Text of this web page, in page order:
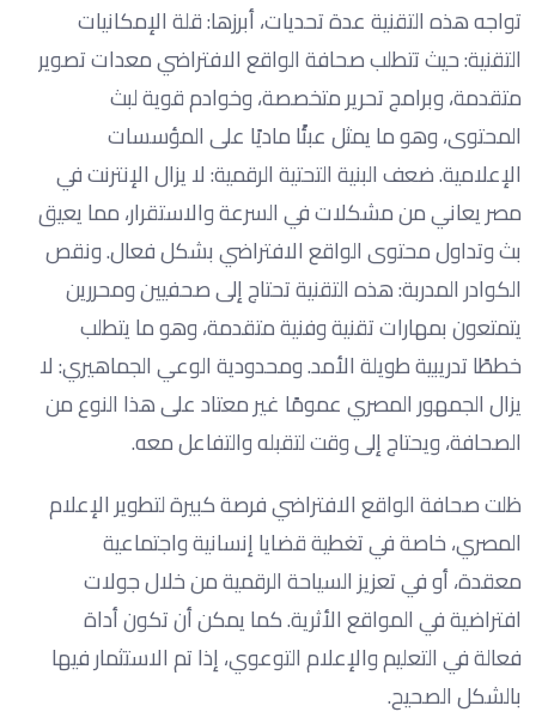
تواجه هذه التقنية عدة تحديات، أبرزها: قلة الإمكانيات
التقنية: حيث تتطلب صحافة الواقع الافتراضي معدات تصوير
متقدمة، وبرامج تحرير متخصصة، وخوادم قوية لبث
المحتوى، وهو ما يمثل عبئًا ماديًا على المؤسسات
الإعلامية. ضعف البنية التحتية الرقمية: لا يزال الإنترنت في
مصر يعاني من مشكلات في السرعة والاستقرار، مما يعيق
بث وتداول محتوى الواقع الافتراضي بشكل فعال. ونقص
الكوادر المدربة: هذه التقنية تحتاج إلى صحفيين ومحررين
يتمتعون بمهارات تقنية وفنية متقدمة، وهو ما يتطلب
خططًا تدريبية طويلة الأمد. ومحدودية الوعي الجماهيري: لا
يزال الجمهور المصري عمومًا غير معتاد على هذا النوع من
الصحافة، ويحتاج إلى وقت لتقبله والتفاعل معه.
ظلت صحافة الواقع الافتراضي فرصة كبيرة لتطوير الإعلام
المصري، خاصة في تغطية قضايا إنسانية واجتماعية
معقدة، أو في تعزيز السياحة الرقمية من خلال جولات
افتراضية في المواقع الأثرية. كما يمكن أن تكون أداة
فعالة في التعليم والإعلام التوعوي، إذا تم الاستثمار فيها
بالشكل الصحيح.